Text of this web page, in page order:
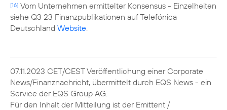
[16] Vom Unternehmen ermittelter Konsensus - Einzelheiten
siehe Q3 23 Finanzpublikationen auf Telefónica
Deutschland Website.
07.11.2023 CET/CEST Veröffentlichung einer Corporate
News/Finanznachricht, übermittelt durch EQS News - ein
Service der EQS Group AG.
Für den Inhalt der Mitteilung ist der Emittent /